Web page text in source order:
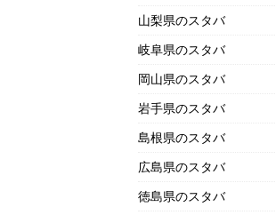
山梨県のスタバ
岐阜県のスタバ
岡山県のスタバ
岩手県のスタバ
島根県のスタバ
広島県のスタバ
徳島県のスタバ